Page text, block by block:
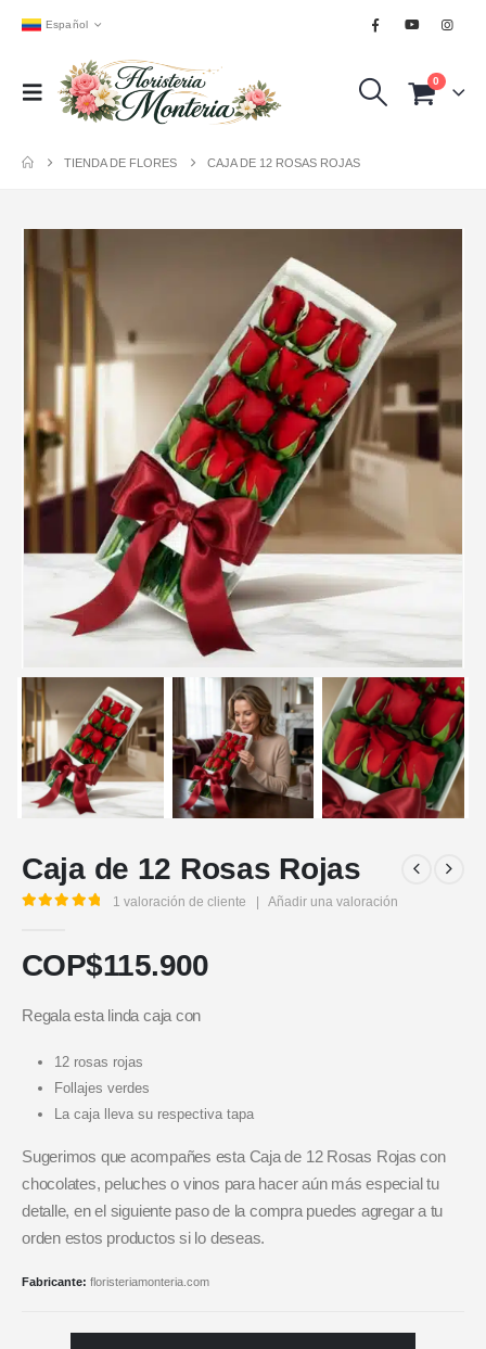
Español
0
TIENDA DE FLORES CAJA DE 12 ROSAS ROJAS
Caja de 12 Rosas Rojas
1 valoración de cliente Añadir una valoración
COP$115.900
Regala esta linda caja con
12 rosas rojas
Follajes verdes
La caja lleva su respectiva tapa
Sugerimos que acompañes esta Caja de 12 Rosas Rojas con
chocolates, peluches o vinos para hacer aún más especial tu
detalle, en el siguiente paso de la compra puedes agregar a tu
orden estos productos si lo deseas.
Fabricante: floristeriamonteria.com